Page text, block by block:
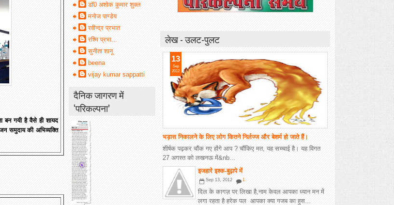
गयी है वैसे ही शायद
समुदाय की अभिव्यक्ति
लेख - उलट-पुलट
भड़ास निकालने के लिए लोग कितने निर्लज्ज और बेशर्म हो जाते हैं।
13
Sep
2012
शीर्षक पढ़कर चौंक गए होंगे आप ? चौंकिए मत, यह सच्चाई है। यह विगत
27 अगस्त को लखनऊ में&nb...
इजहारे इश्क-बुढ़ापे में
Sep 13, 2012 1
दिल के कागज़ पर लिखा है,नाम केवल आपका ध्यान मन में
लगा रहता है हरेक पल आपका क्या गजब का हुस...
डॉ0 अशोक कुमार शुक्ल
मनोज पाण्डेय
रवीन्द्र प्रभात
रश्मि प्रभा...
सुनीता शानू
beena
vijay kumar sappatti
दैनिक जागरण में
‘परिकल्पना’